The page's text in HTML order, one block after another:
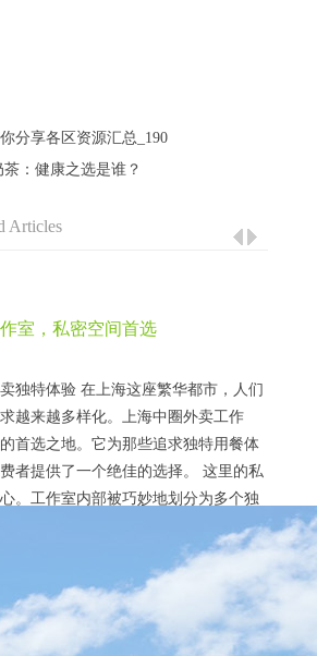
分享各区资源汇总_190
：健康之选是谁？
Articles
室，私密空间首选
独特体验 在上海这座繁华都市，人们
越来越多样化。上海中圈外卖工作
首选之地。它为那些追求独特用餐体
者提供了一个绝佳的选择。 这里的私
。工作室内部被巧妙地划分为多个独
区域都有良好的隔音效果，让你仿佛拥
小世界。无论是商务洽谈、朋友小聚还
能在这里不受外界干扰，尽情享受...
安排：让好茶准时上门
好茶上门服务 在上海这座繁华的都